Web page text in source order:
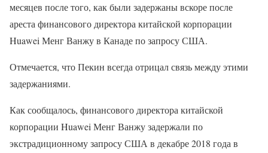
месяцев после того, как были задержаны вскоре после
ареста финансового директора китайской корпорации
Huawei Менг Ванжу в Канаде по запросу США.
Отмечается, что Пекин всегда отрицал связь между этими
задержаниями.
Как сообщалось, финансового директора китайской
корпорации Huawei Менг Ванжу задержали по
экстрадиционному запросу США в декабре 2018 года в